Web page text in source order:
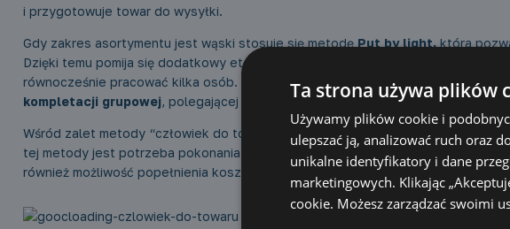
i przygotowuje towar do wysyłki.
Gdy zakres asortymentu jest wąski stosuje się metodę Put by light,która
Dzięki temu pomija się dodatkowy etap sortowania obecny w poprzedniej
równocześnie pracować kilka osób. System ten eliminuje kosztowne pomyłki
kompletacji grupowej, polegającej na realizacji wielu zamówień w ramach
Wśród zalet metody “człowiek do towaru” wymienia się wysoką wydajność
tej metody jest potrzeba pokonania dłuższych odległości, co wiąże się również
również możliwość popełnienia kosztownego błędu.
Ta strona używa plików
Używamy plików cookie i
ulepszać ją, analizować ruch oraz
unikalne identyfikatory i dane
marketingowych. Klikając
cookie. Możesz zarządzać swoimi